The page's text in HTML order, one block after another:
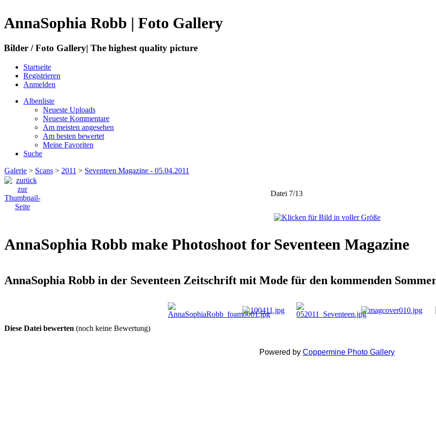
AnnaSophia Robb | Foto Gallery
Bilder / Foto Gallery| The highest quality picture
Startseite
Registrieren
Anmelden
Albenliste
Neueste Uploads
Neueste Kommentare
Am meisten angesehen
Am besten bewertet
Meine Favoriten
Suche
Galerie > Scans > 2011 > Seventeen Magazine - 05.04.2011
Datei 7/13
AnnaSophia Robb make Photoshoot for Seventeen Magazine
AnnaSophia Robb in der Seventeen Zeitschrift mit Mode für den kommenden
Diese Datei bewerten (noch keine Bewertung)
Powered by Coppermine Photo Gallery